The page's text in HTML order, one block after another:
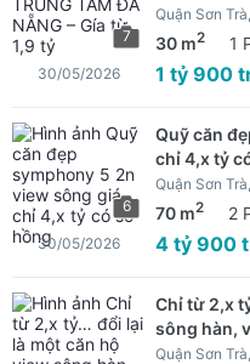
7
Quận Sơn
30 m2 1
1 tỷ 900
30/05/2026
6
Quỹ căn
chỉ 4,x tỷ
Quận Sơn
70 m2 2
4 tỷ 900
30/05/2026
Chỉ từ 2,x
sông hàn,
Quận Sơn